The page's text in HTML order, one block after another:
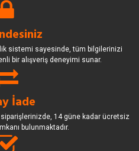
sistemi sayesinde, tüm bilgilerinizi
bir alışveriş deneyimi sunar.
İade
14 güne kadar ücretsiz
bulunmaktadır.